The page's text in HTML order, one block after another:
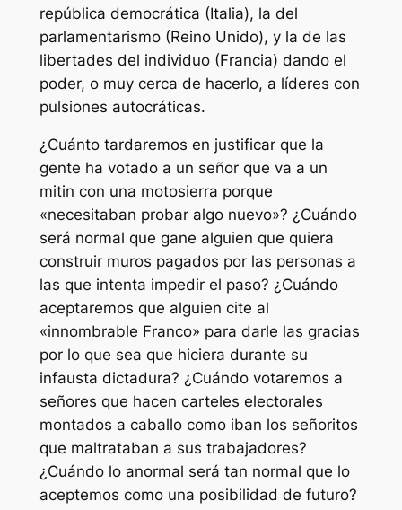
república democrática (Italia), la del
parlamentarismo (Reino Unido), y la de las
libertades del individuo (Francia) dando el
poder, o muy cerca de hacerlo, a líderes con
pulsiones autocráticas.
¿Cuánto tardaremos en justificar que la
gente ha votado a un señor que va a un
mitin con una motosierra porque
«necesitaban probar algo nuevo»? ¿Cuándo
será normal que gane alguien que quiera
construir muros pagados por las personas a
las que intenta impedir el paso? ¿Cuándo
aceptaremos que alguien cite al
«innombrable Franco» para darle las gracias
por lo que sea que hiciera durante su
infausta dictadura? ¿Cuándo votaremos a
señores que hacen carteles electorales
montados a caballo como iban los señoritos
que maltrataban a sus trabajadores?
¿Cuándo lo anormal será tan normal que lo
aceptemos como una posibilidad de futuro?